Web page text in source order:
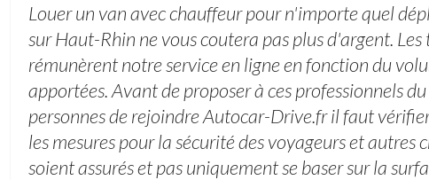
Louer un van avec chauffeur pour n'importe quel
sur Haut-Rhin ne vous coutera pas plus d'argent.
rémunèrent notre service en ligne en fonction du
apportées. Avant de proposer à ces professionnels
personnes de rejoindre Autocar-Drive.fr il faut
les mesures pour la sécurité des voyageurs et autres
soient assurés et pas uniquement se baser sur la